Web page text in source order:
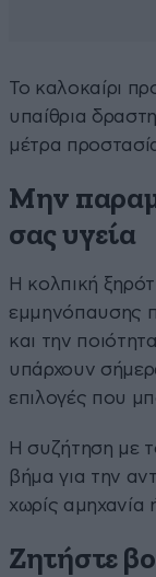
Το καλοκαίρι
υπαίθρια
μέτρα
Μην
σας υγεία
Η κολπική
εμμηνόπαυσης
και την
υπάρχουν
επιλογές που
Η συζήτηση με
βήμα για την
χωρίς αμηχανία
Ζητήστε